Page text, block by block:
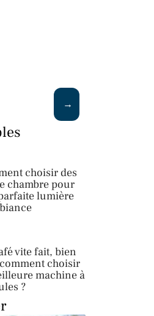
choisir des
chambre pour
lumière
vite fait, bien
choisir
machine à
?